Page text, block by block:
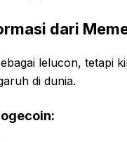
dari
lelucon, tetapi
di dunia.